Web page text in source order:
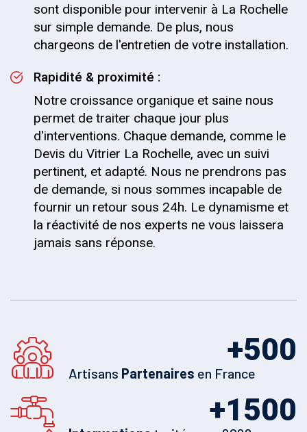
sont disponible pour intervenir à La Rochelle
sur simple demande. De plus, nous
chargeons de l'entretien de votre installation.
Rapidité & proximité :
Notre croissance organique et saine nous
permet de traiter chaque jour plus
d'interventions. Chaque demande, comme le
Devis du Vitrier La Rochelle, avec un suivi
pertinent, et adapté. Nous ne prendrons pas
de demande, si nous sommes incapable de
fournir un retour sous 24h. Le dynamisme et
la réactivité de nos experts ne vous laissera
jamais sans réponse.
500
+
Artisans Partenaires en France
1500
+